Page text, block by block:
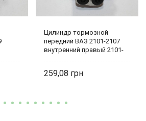
Цилиндр тормозной
передний ВАЗ 2101-2107
внутренний правый 2101-
259,08